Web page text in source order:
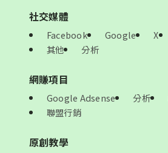
社交媒體
Facebook Google X
其他
分析
網賺項目
Google Adsense 分析
聯盟行銷
原創教學